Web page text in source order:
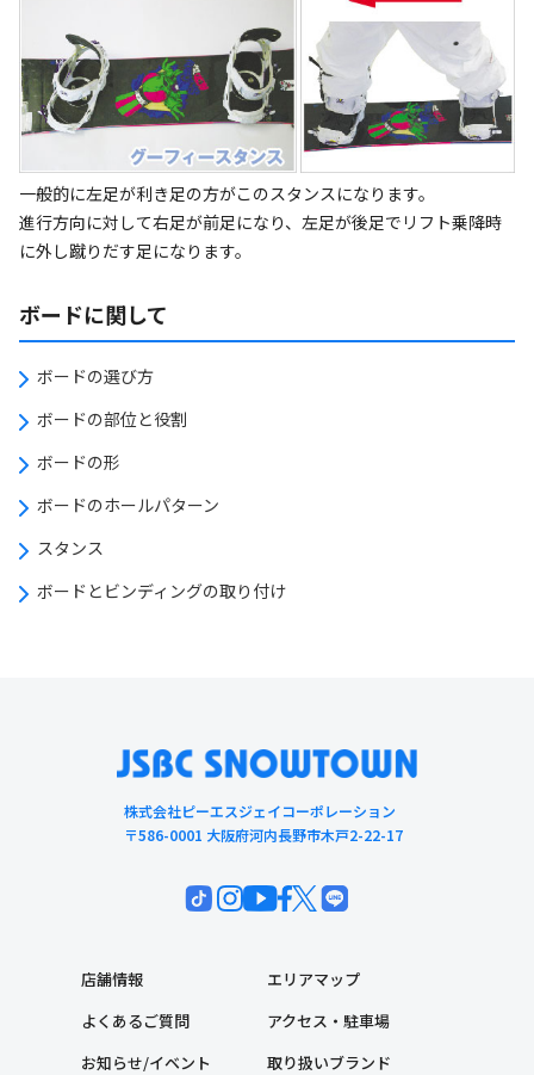
一般的に左足が利き足の方がこのスタンスになります。
進行方向に対して右足が前足になり、左足が後足でリフト乗降時
に外し蹴りだす足になります。
ボードに関して
ボードの選び方
ボードの部位と役割
ボードの形
ボードのホールパターン
スタンス
ボードとビンディングの取り付け
株式会社ピーエスジェイコーポレーション
〒586-0001 大阪府河内長野市木戸2-22-17
店舗情報
エリアマップ
よくあるご質問
アクセス・駐車場
お知らせ/イベント
取り扱いブランド